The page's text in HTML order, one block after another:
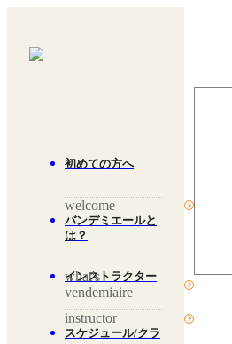
初めての方へ
welcome
バンデミエールと
は？
what's
vendemiaire
インストラクター
instructor
スケジュール/クラ